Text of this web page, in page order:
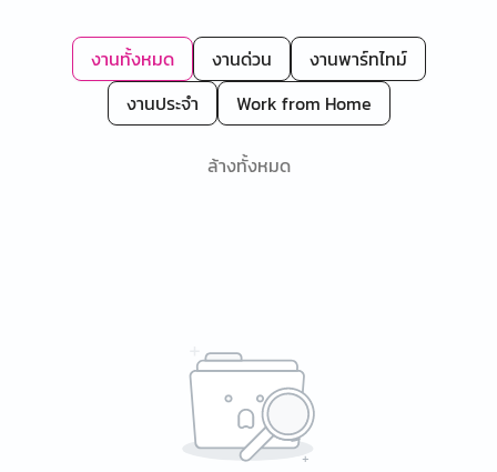
งานทั้งหมด งานด่วน
งานพาร์ทไทม์
งานประจำ
Work from Home
ล้างทั้งหมด